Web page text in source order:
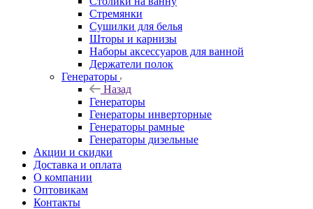
Стремянки
Сушилки для белья
Шторы и карнизы
Наборы аксессуаров для ванной
Держатели полок
Генераторы
Назад
Генераторы
Генераторы инверторные
Генераторы рамные
Генераторы дизельные
Акции и скидки
Доставка и оплата
О компании
Оптовикам
Контакты